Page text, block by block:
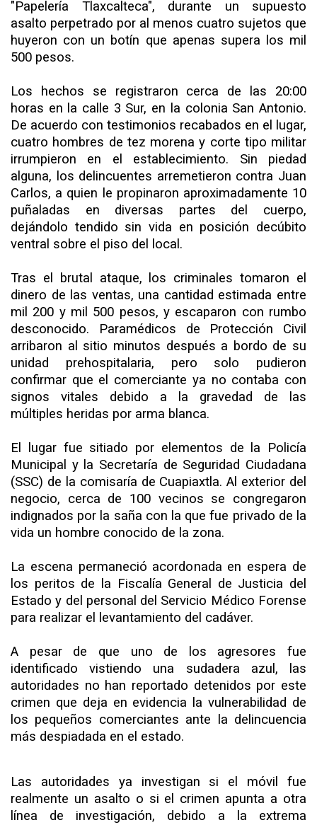
"Papelería Tlaxcalteca", durante un supuesto
asalto perpetrado por al menos cuatro sujetos que
huyeron con un botín que apenas supera los mil
500 pesos.
Los hechos se registraron cerca de las 20:00
horas en la calle 3 Sur, en la colonia San Antonio.
De acuerdo con testimonios recabados en el lugar,
cuatro hombres de tez morena y corte tipo militar
irrumpieron en el establecimiento. Sin piedad
alguna, los delincuentes arremetieron contra Juan
Carlos, a quien le propinaron aproximadamente 10
puñaladas en diversas partes del cuerpo,
dejándolo tendido sin vida en posición decúbito
ventral sobre el piso del local.
Tras el brutal ataque, los criminales tomaron el
dinero de las ventas, una cantidad estimada entre
mil 200 y mil 500 pesos, y escaparon con rumbo
desconocido. Paramédicos de Protección Civil
arribaron al sitio minutos después a bordo de su
unidad prehospitalaria, pero solo pudieron
confirmar que el comerciante ya no contaba con
signos vitales debido a la gravedad de las
múltiples heridas por arma blanca.
El lugar fue sitiado por elementos de la Policía
Municipal y la Secretaría de Seguridad Ciudadana
(SSC) de la comisaría de Cuapiaxtla. Al exterior del
negocio, cerca de 100 vecinos se congregaron
indignados por la saña con la que fue privado de la
vida un hombre conocido de la zona.
La escena permaneció acordonada en espera de
los peritos de la Fiscalía General de Justicia del
Estado y del personal del Servicio Médico Forense
para realizar el levantamiento del cadáver.
A pesar de que uno de los agresores fue
identificado vistiendo una sudadera azul, las
autoridades no han reportado detenidos por este
crimen que deja en evidencia la vulnerabilidad de
los pequeños comerciantes ante la delincuencia
más despiadada en el estado.
Las autoridades ya investigan si el móvil fue
realmente un asalto o si el crimen apunta a otra
línea de investigación, debido a la extrema